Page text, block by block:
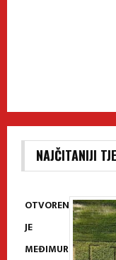
NAJČITANIJI
OTVOREN
JE
MEĐIMUR